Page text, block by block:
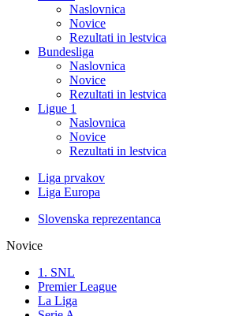
Naslovnica
Novice
Rezultati in lestvica
Bundesliga
Naslovnica
Novice
Rezultati in lestvica
Ligue 1
Naslovnica
Novice
Rezultati in lestvica
Liga prvakov
Liga Europa
Slovenska reprezentanca
Novice
1. SNL
Premier League
La Liga